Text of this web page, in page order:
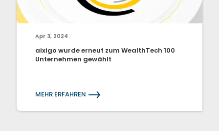
Apr 3, 2024
aixigo wurde erneut zum WealthTech 100
Unternehmen gewählt
MEHR ERFAHREN